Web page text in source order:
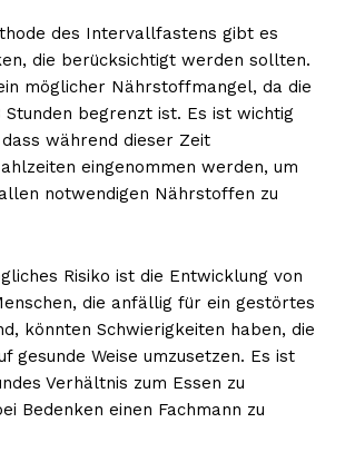
des Intervallfastens gibt es
die berücksichtigt werden sollten.
möglicher Nährstoffmangel, da die
Stunden begrenzt ist. Es ist wichtig
während dieser Zeit
eingenommen werden, um
notwendigen Nährstoffen zu
Risiko ist die Entwicklung von
die anfällig für ein gestörtes
könnten Schwierigkeiten haben, die
gesunde Weise umzusetzen. Es ist
Verhältnis zum Essen zu
Bedenken einen Fachmann zu